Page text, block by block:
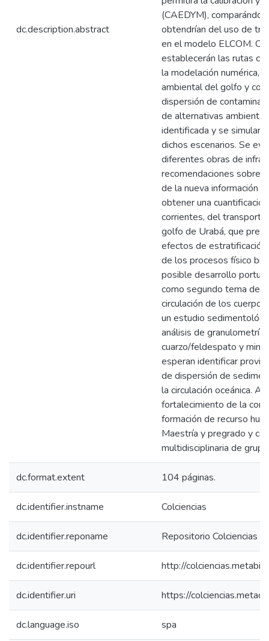
dc.description.abstract
(CAEDYM),
obtendrían del uso de
en el modelo ELCOM.
establecerán las rutas
la modelación numérica,
ambiental del golfo y
dispersión de
de alternativas
identificada y se
dichos escenarios. Se
diferentes obras de
recomendaciones sobre
de la nueva información
obtener una
corrientes, del
golfo de Urabá, que
efectos de estratificación
de los procesos físico
posible desarrollo
como segundo tema de
circulación de los
un estudio
análisis de
cuarzo/feldespato y
esperan identificar
de dispersión de
la circulación oceánica.
fortalecimiento de la
formación de recurso
Maestría y pregrado y
multidisciplinaria de
dc.format.extent 104 páginas.
dc.identifier.instname Colciencias
dc.identifier.reponame Repositorio Colciencias
dc.identifier.repourl http://
dc.identifier.uri https://
dc.language.iso spa